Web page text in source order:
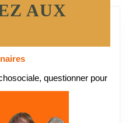
AUX
questionner pour